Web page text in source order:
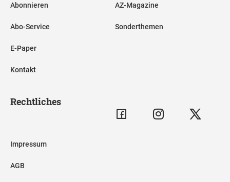
Abonnieren
Abo-Service
E-Paper
Kontakt
AZ-Magazine
Sonderthemen
Rechtliches
Impressum
AGB